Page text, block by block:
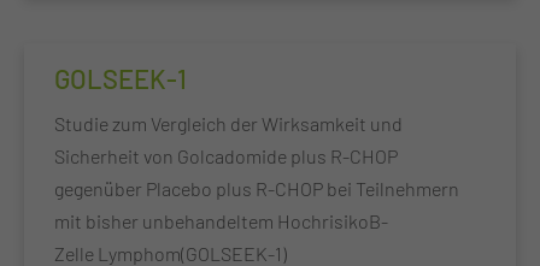
GOLSEEK-1
Studie zum Vergleich der Wirksamkeit und
Sicherheit von Golcadomide plus R-CHOP
gegenüber Placebo plus R-CHOP bei Teilnehmern
mit bisher unbehandeltem HochrisikoB-
Zelle Lymphom(GOLSEEK-1)